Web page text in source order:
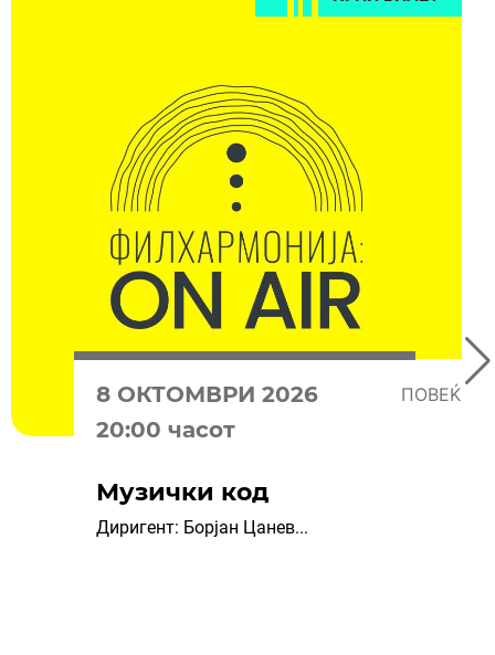
8 OКТОМВРИ 2026 ПОВЕЌЕ
20:00 часот
Музички код
Диригент: Борјан Цанев...